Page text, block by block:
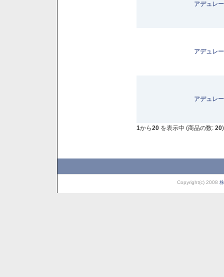
アデュレ
アデュレ
アデュレ
1から20 を表示中 (商品の数: 20)
Copyright(c) 2008